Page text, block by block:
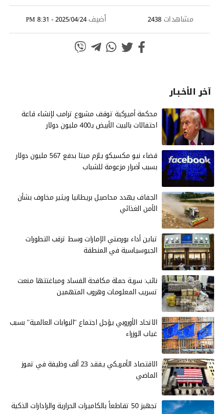
مشاهدات 2438 أضيف2025/04/24 - 8:31 PM
آخر الأخـبـار
محكمة أميركية توقف مشروع ترامب لإنشاء قاعة
احتفالات بالبيت الأبيض بـ400 مليون دولار
قضاء نيو مكسيكو يلزم ميتا بدفع 567 مليون دولار
بسبب أضرار مزعومة للشباب
الجفاف يهدد محاصيل بريطانيا ويثير مخاوف بشأن
الأمن الغذائي
تباين أداء بورصتي الإمارات وسط ترقب التطورات
الجيوسياسية في المنطقة
نائب: سرية حملة مكافحة الفساد ومباغتتها منعت
تسريب المعلومات وهروب المتهمين
الاتحاد الأوروبي يؤجل اجتماع "البوابات العالمية" بسبب
غياب الوزراء
الاقتصاد الأمريكي يفقد 23 ألف وظيفة في تموز
الماضي
تجهيز 50 تقاطعاً بالكاميرات الحرارية والرادارات الذكية